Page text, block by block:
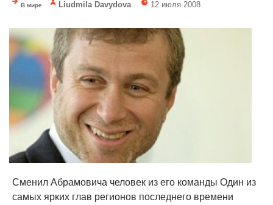
В мире Liudmila Davydova 12 июля 2008
Сменил Абрамовича человек из его команды Один из
самых ярких глав регионов последнего времени